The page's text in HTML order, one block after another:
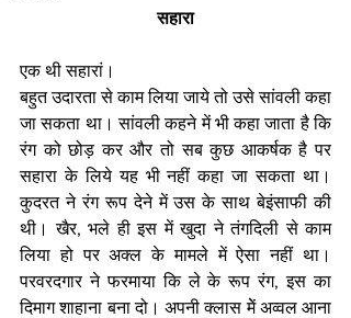
सहारा
एक थी सहारां।
बहुत उदारता से काम लिया जाये तो उसे सांवली कहा
जा सकता था। सांवली कहने में भी कहा जाता है कि
रंग को छोड़ कर और तो सब कुछ आकर्षक है पर
सहारा के लिये यह भी नहीं कहा जा सकता था।
कुदरत ने रंग रूप देने में उस के साथ बेइंसाफी की
थी। खैर, भले ही इस में खुदा ने तंगदिली से काम
लिया हो पर अक्ल के मामले में ऐसा नहीं था।
परवरदगार ने फरमाया कि ले के रूप रंग, इस का
दिमाग शाहाना बना दो। अपनी क्लास मेें अव्वल आना